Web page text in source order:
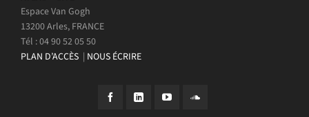
Espace Van Gogh
13200 Arles, FRANCE
Tél : 04 90 52 05 50
PLAN D’ACCÈS | NOUS ÉCRIRE